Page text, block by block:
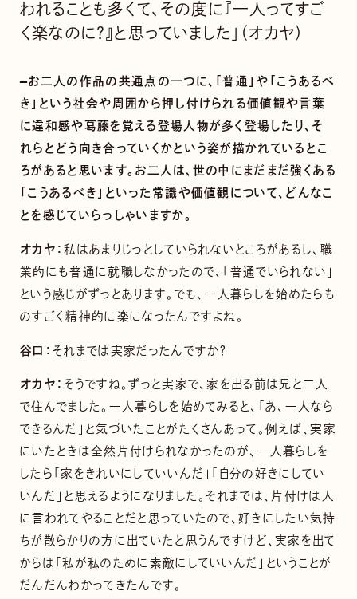
われることも多くて、その度に『一人ってすご
く楽なのに？』と思っていました」（オカヤ）
—お二人の作品の共通点の一つに、「普通」や「こうあるべ
き」という社会や周囲から押し付けられる価値観や言葉
に違和感や葛藤を覚える登場人物が多く登場したり、そ
れらとどう向き合っていくかという姿が描かれているとこ
ろがあると思います。お二人は、世の中にまだまだ強くある
「こうあるべき」といった常識や価値観について、どんなこ
とを感じていらっしゃいますか。
オカヤ：私はあまりじっとしていられないところがあるし、職
業的にも普通に就職しなかったので、「普通でいられない」
という感じがずっとあります。でも、一人暮らしを始めたらも
のすごく精神的に楽になったんですよね。
谷口：それまでは実家だったんですか？
オカヤ：そうですね。ずっと実家で、家を出る前は兄と二人
で住んでました。一人暮らしを始めてみると、「あ、一人なら
できるんだ」と気づいたことがたくさんあって。例えば、実家
にいたときは全然片付けられなかったのが、一人暮らしを
したら「家をきれいにしていいんだ」「自分の好きにしてい
いんだ」と思えるようになりました。それまでは、片付けは人
に言われてやることだと思っていたので、好きにしたい気持
ちが散らかりの方に出ていたと思うんですけど、実家を出て
からは「私が私のために素敵にしていいんだ」ということが
だんだんわかってきたんです。